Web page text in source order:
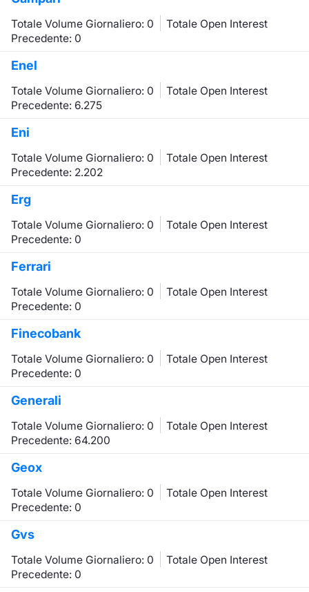
Totale Volume Giornaliero: 0
Totale Open Interest
Precedente: 0
Enel
Totale Volume Giornaliero: 0
Totale Open Interest
Precedente: 6.275
Eni
Totale Volume Giornaliero: 0
Totale Open Interest
Precedente: 2.202
Erg
Totale Volume Giornaliero: 0
Totale Open Interest
Precedente: 0
Ferrari
Totale Volume Giornaliero: 0
Totale Open Interest
Precedente: 0
Finecobank
Totale Volume Giornaliero: 0
Totale Open Interest
Precedente: 0
Generali
Totale Volume Giornaliero: 0
Totale Open Interest
Precedente: 64.200
Geox
Totale Volume Giornaliero: 0
Totale Open Interest
Precedente: 0
Gvs
Totale Volume Giornaliero: 0
Totale Open Interest
Precedente: 0